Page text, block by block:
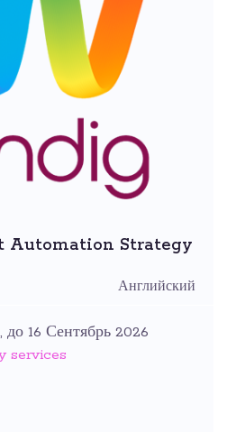
Automation Strategy
Английский
16 Сентябрь 2026
services